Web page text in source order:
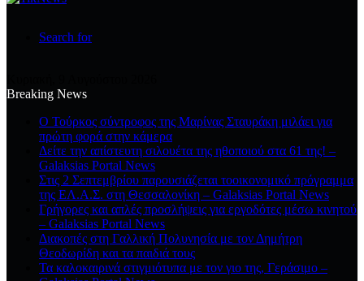
Search for
Breaking News
Ο Τούρκος σύντροφος της Μαρίνας Σταυράκη μιλάει για
πρώτη φορά στην κάμερα
Δείτε την απίστευτη σιλουέτα της ηθοποιού στα 61 της! –
Galaksias Portal News
Στις 2 Σεπτεμβρίου παρουσιάζεται τοοικονομικό πρόγραμμα
της ΕΛ.Α.Σ. στη Θεσσαλονίκη – Galaksias Portal News
Γρήγορες και απλές προσλήψεις για εργοδότες μέσω κινητού
– Galaksias Portal News
Διακοπές στη Γαλλική Πολυνησία με τον Δημήτρη
Θεοδωρίδη και τα παιδιά τους
Τα καλοκαιρινά στιγμιότυπα με τον γιο της, Γεράσιμο –